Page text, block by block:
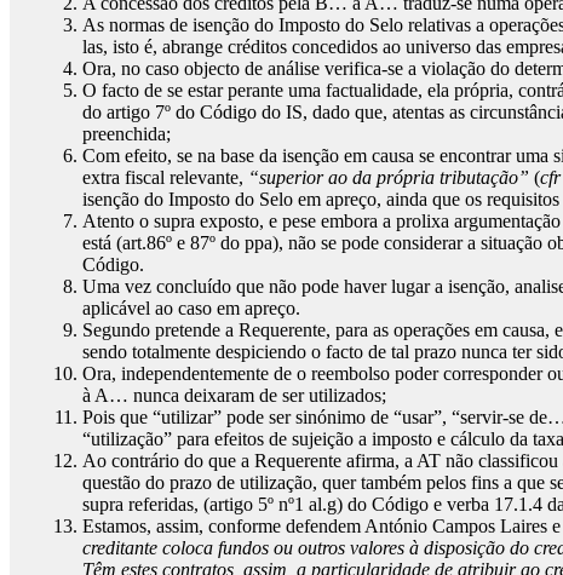
As normas de isenção do Imposto do Selo relativas a
las, isto é, abrange créditos concedidos ao universo das
Ora, no caso objecto de análise verifica-se a violação do
O facto de se estar perante uma factualidade, ela própria,
do artigo 7º do Código do IS, dado que, atentas as
preenchida;
Com efeito, se na base da isenção em causa se encontrar
extra fiscal relevante, “superior ao da própria tributação” (cfr
isenção do Imposto do Selo em apreço, ainda que os
Atento o supra exposto, e pese embora a prolixa
está (art.86º e 87º do ppa), não se pode considerar a situação
Código.
Uma vez concluído que não pode haver lugar a isenção,
aplicável ao caso em apreço.
Segundo pretende a Requerente, para as operações em
sendo totalmente despiciendo o facto de tal prazo nunca ter
Ora, independentemente de o reembolso poder corresponder
à A… nunca deixaram de ser utilizados;
Pois que “utilizar” pode ser sinónimo de “usar”, “servir-se
“utilização” para efeitos de sujeição a imposto e cálculo da
Ao contrário do que a Requerente afirma, a AT não classificou
questão do prazo de utilização, quer também pelos fins a que
supra referidas, (artigo 5º nº1 al.g) do Código e verba 17.1.4
Estamos, assim, conforme defendem António Campos Laires
creditante coloca fundos ou outros valores à disposição do
Têm estes contratos, assim, a particularidade de atribuir ao